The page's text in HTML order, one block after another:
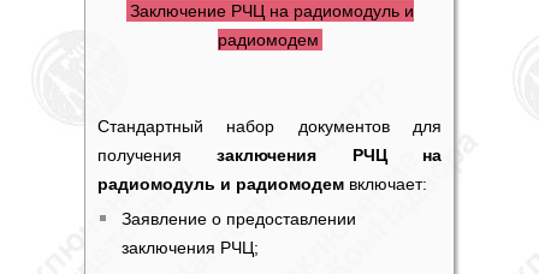
Заключение РЧЦ на радиомодуль и
радиомодем
Стандартный набор документов для
получениязаключения РЧЦ на
радиомодуль и радиомодем включает:
Заявление о предоставлении
заключения РЧЦ;